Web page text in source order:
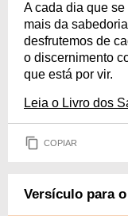
A cada dia que
mais da
desfrutemos de
o discernimento
que está por vir.
Leia o Livro dos
COPIAR
Versículo para